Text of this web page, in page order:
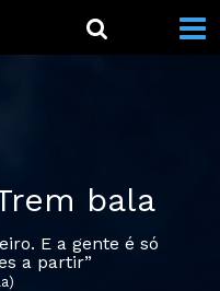
bala
E a gente é só
a partir”